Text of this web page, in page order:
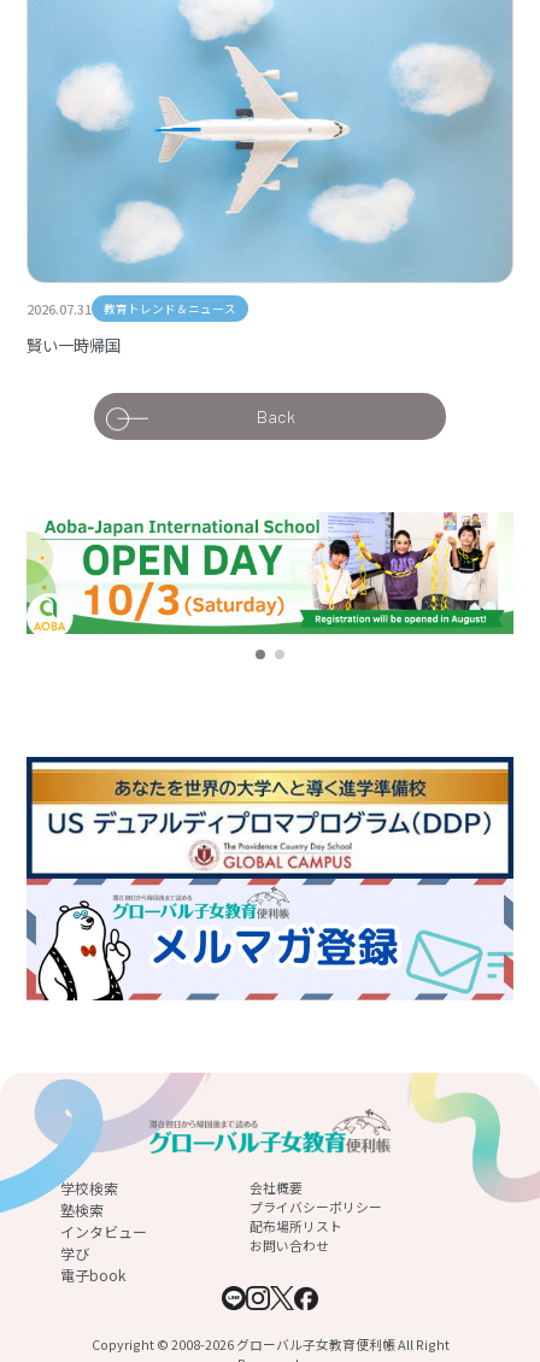
2026.07.31 教育トレンド＆ニュース
賢い一時帰国
Back
学校検索
塾検索
インタビュー
学び
電子book
会社概要
プライバシーポリシー
配布場所リスト
お問い合わせ
Copyright © 2008-2026 グローバル子女教育便利帳 All Right